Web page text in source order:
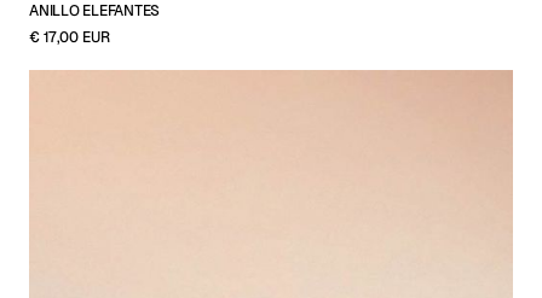
ANILLO ELEFANTES
€ 17,00 EUR